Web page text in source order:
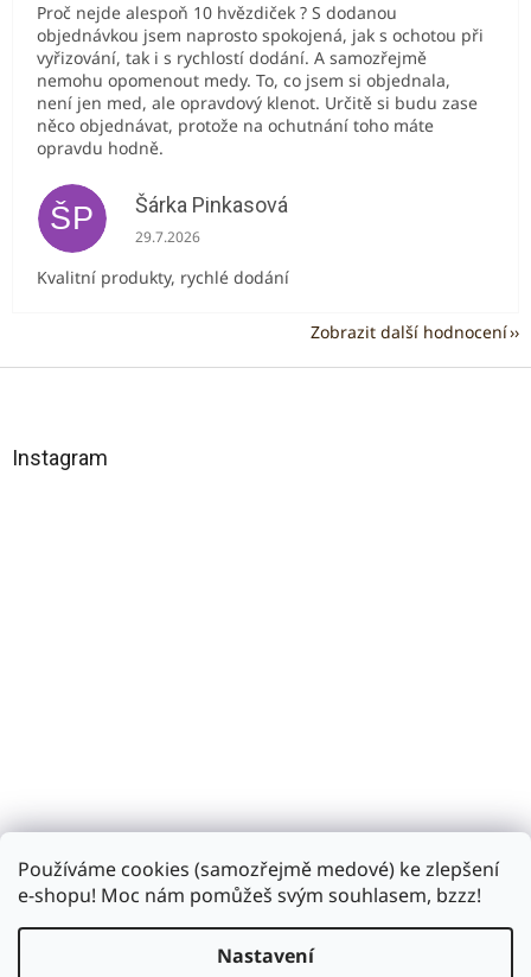
Používáme cookies (samozřejmě medové) ke zlepšení
e-shopu! Moc nám pomůžeš svým souhlasem, bzzz!
Nastavení
Proč nejde alespoň 10 hvězdiček ? S dodanou
objednávkou jsem naprosto spokojená, jak s ochotou při
vyřizování, tak i s rychlostí dodání. A samozřejmě
nemohu opomenout medy. To, co jsem si objednala,
není jen med, ale opravdový klenot. Určitě si budu zase
něco objednávat, protože na ochutnání toho máte
opravdu hodně.
ŠP Šárka Pinkasová
Hodnocení obchodu je 5 z 5 hvězdiček.
29.7.2026
Kvalitní produkty, rychlé dodání
Zobrazit další hodnocení
Instagram
Sledovat na Instagramu
Vytvořil Shoptet